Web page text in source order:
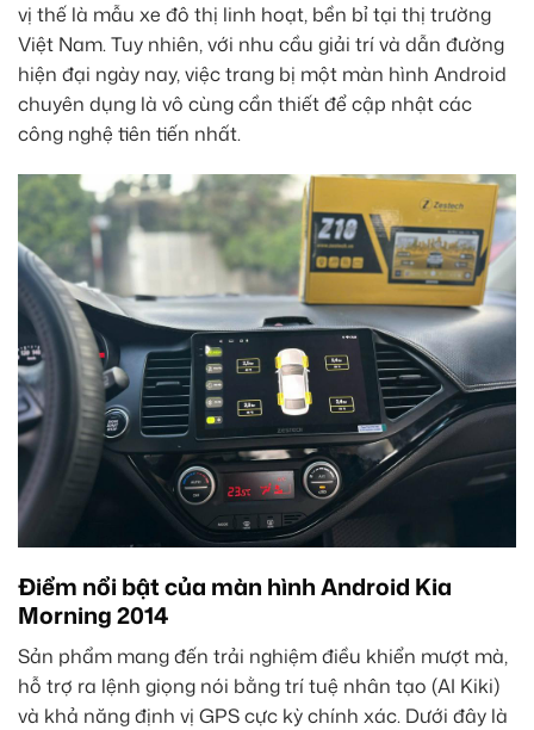
vị thế là mẫu xe đô thị linh hoạt, bền bỉ tại thị trường
Việt Nam. Tuy nhiên, với nhu cầu giải trí và dẫn đường
hiện đại ngày nay, việc trang bị một màn hình Android
chuyên dụng là vô cùng cần thiết để cập nhật các
công nghệ tiên tiến nhất.
Điểm nổi bật của màn hình Android Kia
Morning 2014
Sản phẩm mang đến trải nghiệm điều khiển mượt mà,
hỗ trợ ra lệnh giọng nói bằng trí tuệ nhân tạo (AI Kiki)
và khả năng định vị GPS cực kỳ chính xác. Dưới đây là